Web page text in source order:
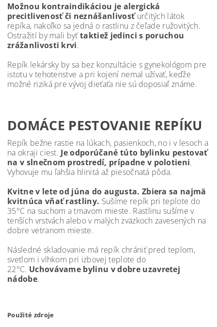
Možnou kontraindikáciou je alergická
precitlivenosť či neznášanlivosťurčitých látok
repíka, nakoľko sa jedná o rastlinu z čeľade ružovitých.
Ostražití by mali byťtaktiež jedinci s poruchou
zrážanlivosti krvi.
Repík lekársky by sa bez konzultácie s gynekológom pre
istotu v tehotenstve a pri kojení nemal užívať, keďže
možné riziká pre vývoj dieťaťa nie sú doposiaľ známe.
DOMÁCE PESTOVANIE REPÍKU
Repík bežne rastie na lúkach, pasienkoch, no i v lesoch a
na okraji ciest. Je odporúčané túto bylinku pestovať
na v slnečnom prostredí, prípadne v polotieni.
Vyhovuje mu ľahšia hlinitá až piesočnatá pôda.
Kvitne v lete od júna do augusta. Zbiera sa najmä
kvitnúca vňať rastliny. Sušíme repík pri teplote do
35°C na suchom a tmavom mieste. Rastlinu sušíme v
tenších vrstvách alebo v malých zväzkoch zavesených na
dobre vetranom mieste.
Následné skladovanie má repík chrániť pred teplom,
svetlom i vlhkom pri izbovej teplote do
22°C. Uchovávame bylinu v dobre uzavretej
nádobe.
Použité zdroje